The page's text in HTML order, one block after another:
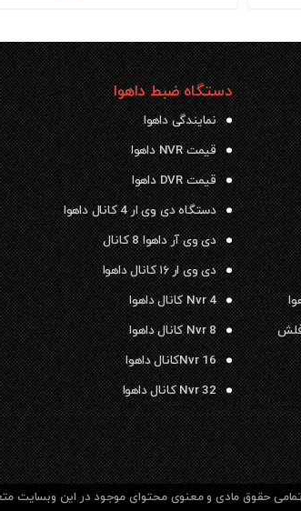
فلش
دستگاه ضبط داهوا
نمایندگی داهوا
قیمت NVR داهوا
قیمت DVR داهوا
دستگاه دی وی ار 4 کانال داهوا
دی وی آر داهوا 8 کانال
دی وی ار ۱۶ کانال داهوا
Nvr 4 کانال داهوا
Nvr 8 کانال داهوا
Nvr 16کانال داهوا
Nvr 32 کانال داهوا
تمامی حقوق مادی و معنوی محتوای موجود در این وبسایت